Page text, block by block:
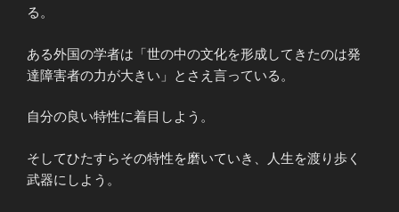
る。
ある外国の学者は「世の中の文化を形成してきたのは発
達障害者の力が大きい」とさえ言っている。
自分の良い特性に着目しよう。
そしてひたすらその特性を磨いていき、人生を渡り歩く
武器にしよう。